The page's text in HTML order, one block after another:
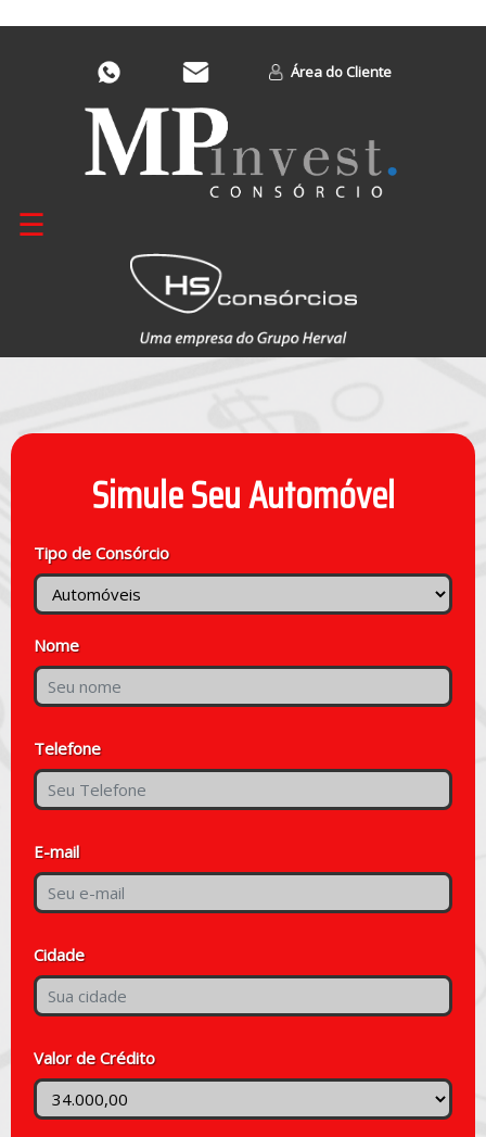
Área do Cliente
Simule Seu Automóvel
Tipo de Consórcio
Nome
Telefone
E-mail
Cidade
Valor de Crédito